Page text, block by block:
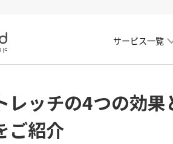
サービス一覧
レッチの4つの効
ご紹介